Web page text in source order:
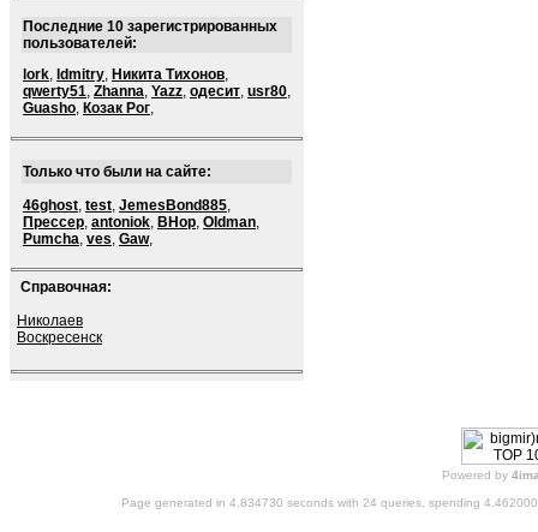
Последние 10 зарегистрированных
пользователей:
lork, ldmitry, Никита Тихонов,
qwerty51, Zhanna, Yazz, одесит, usr80,
Guasho, Козак Рог,
Только что были на сайте:
46ghost, test, JemesBond885,
Прессер, antoniok, BHop, Oldman,
Pumcha, ves, Gaw,
Справочная:
Николаев
Воскресенск
Powered by
Page generated in 4.834730 seconds with 24 queries, spending